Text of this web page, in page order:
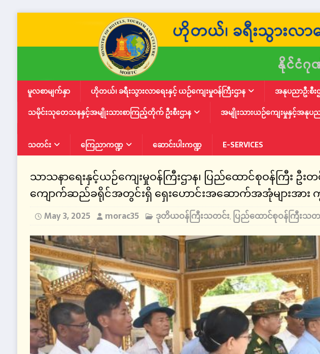
မူလစာမျက်နှာ ဟိုတယ်၊ ခရီးသွားလာရေးနှင့် ယဉ်ကျေးမှုဝန်ကြီးဌာန အနုပညာဦ:စီး
သမိုင်းသုတေသနနှင့်အမျိုးသားစာကြည့်တိုက် ဦးစီးဌာန
အမျိုးသားယဉ်ကျေးမှုနှင့်အနုပ
သတင်း ကြေညာကဏ္ဍ ဆောင်းပါးကဏ္ဍ E-SERVICES
သာသနာရေးနှင့်ယဉ်ကျေးမှုဝန်ကြီးဌာန၊ ပြည်ထောင်စုဝန်ကြီး
ကျောက်ဆည်ခရိုင်အတွင်းရှိ ရှေးဟောင်းအဆောက်အအုံများအား
May 3, 2025 morac35 ဒုတိယဝန်ကြီးသတင်း, ပြည်ထောင်စုဝန်ကြီးသတ